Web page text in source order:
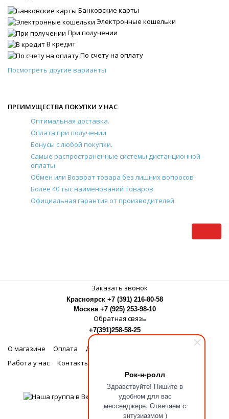
Рок-н-ролл
Здравствуйте! Пишите в
удобном для вас
мессенджере. Отвечаем с
энтузиазмом )
Банковские карты
Электронные кошельки
При получении
В кредит
По счету на оплату
Посмотреть другие варианты
ПРЕИМУЩЕСТВА ПОКУПКИ У НАС
Оптимальная доставка.
Оплата при получении
Бонусы с любой покупки.
Самые распространенные системы дистанционной
оплаты
Обмен или Возврат товара без лишних вопросов
Более 40 тыс наименований товаров
Официальная гарантия от производителей
Заказать звонок
Красноярск +7 (391) 216-80-58
Москва +7 (925) 253-98-10
Обратная связь
+7(391)258-58-25
О магазине Оплата Доставка
Работа у нас
Контакты
МЫ В СОЦСЕТЯХ